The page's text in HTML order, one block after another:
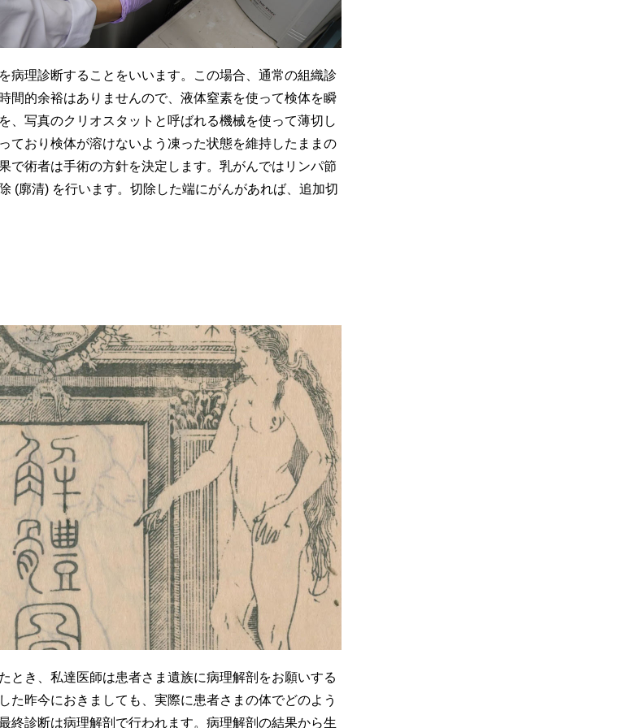
病理診断することをいいます。この場合、通常の組織診
間的余裕はありませんので、液体窒素を使って検体を瞬
、写真のクリオスタットと呼ばれる機械を使って薄切し
ており検体が溶けないよう凍った状態を維持したままの
で術者は手術の方針を決定します。乳がんではリンパ節
(廓清) を行います。切除した端にがんがあれば、追加切
とき、私達医師は患者さま遺族に病理解剖をお願いする
た昨今におきましても、実際に患者さまの体でどのよう
終診断は病理解剖で行われます。病理解剖の結果から生